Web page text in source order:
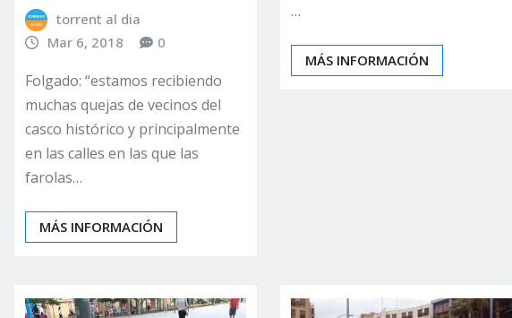
torrent al dia
Mar 6, 2018
0
Folgado: “estamos recibiendo
muchas quejas de vecinos del
casco histórico y principalmente
en las calles en las que las
farolas…
MÁS INFORMACIÓN
…
MÁS INFORMACIÓN